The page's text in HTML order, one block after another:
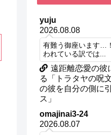
yuju
2026.08.08
有難う御座います…
われている訳では...
遠距離恋愛の彼
る「トラタヤの呪
の彼を自分の側に
ス」
omajinai3-24
2026.08.07